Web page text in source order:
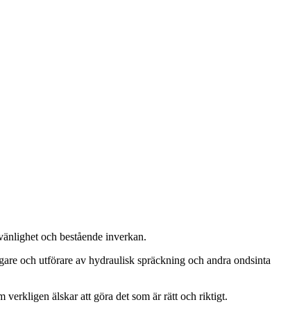
och bestående inverkan.
och utförare av hydraulisk spräckning och andra ondsinta
verkligen älskar att göra det som är rätt och riktigt.